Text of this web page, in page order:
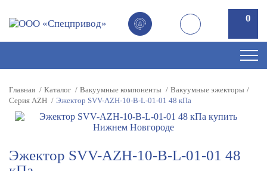
0
0
Главная Каталог Вакуумные компоненты
Вакуумные эжекторы
Серия AZH
Эжектор SVV-AZH-10-B-L-01-01 48 кПа
Эжектор SVV-AZH-10-B-L-01-01 48